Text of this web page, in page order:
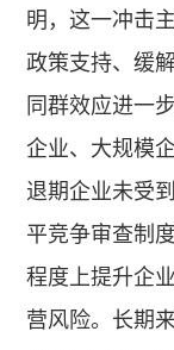
明，这一冲击
政策支持、缓
同群效应进一
企业、大规模
退期企业未受
平竞争审查制
程度上提升企
营风险。长期